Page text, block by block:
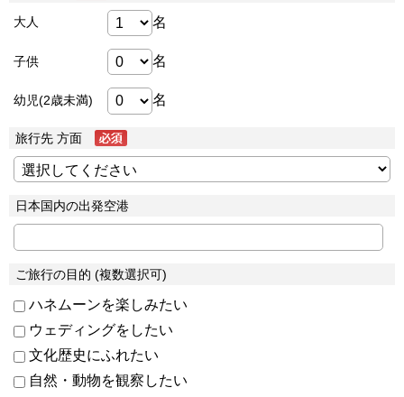
大人 名
子供 名
幼児(2歳未満) 名
旅行先 方面
日本国内の出発空港
ご旅行の目的 (複数選択可)
ハネムーンを楽しみたい
ウェディングをしたい
文化歴史にふれたい
自然・動物を観察したい